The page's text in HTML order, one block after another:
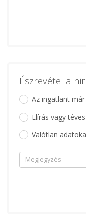
Észrevétel a
Az ingatlant
Elírás vagy
Valótlan